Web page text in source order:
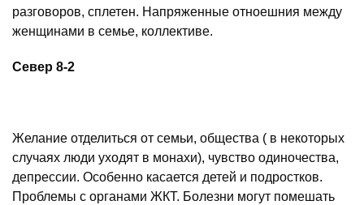
разговоров, сплетен. Напряженные отноешния между
женщинами в семье, коллективе.
Север 8-2
Желание отделиться от семьи, общества ( в некоторых
случаях люди уходят в монахи), чувство одиночества,
депрессии. Особенно касается детей и подростков.
Проблемы с органами ЖКТ. Болезни могут помешать